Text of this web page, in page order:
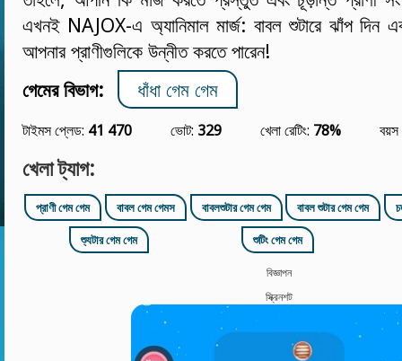
এখনই NAJOX-এ অ্যানিমাল মার্জ: বাবল শুটারে ঝাঁপ দিন
আপনার প্রাণীগুলিকে উন্নীত করতে পারেন!
গেমের বিভাগ:
ধাঁধা গেম গেম
টাইমস প্লেড: 41 470 ভোট: 329 খেলা রেটিং: 78% বয়স
খেলা ট্যাগ:
প্রাণী গেম গেম বাবল গেম গেমস বাবলশুটার গেম গেম বাবল শুটার গেম গেম
শ্যুটার গেম গেম
শুটিং গেম গেম
বিজ্ঞাপন
স্ক্রিনশট